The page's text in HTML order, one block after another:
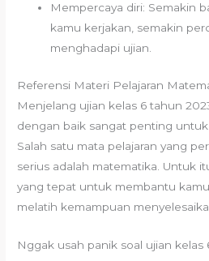
Mempercaya diri: Semakin
kamu kerjakan, semakin
menghadapi ujian.
Referensi Materi Pelajaran
Menjelang ujian kelas 6 tahun
dengan baik sangat penting untuk
Salah satu mata pelajaran yang
serius adalah matematika. Untuk
yang tepat untuk membantu
melatih kemampuan
Nggak usah panik soal ujian kelas